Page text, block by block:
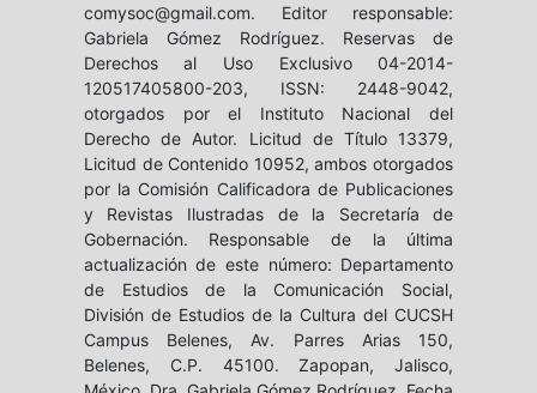
comysoc@gmail.com. Editor responsable:
Gabriela Gómez Rodríguez. Reservas de
Derechos al Uso Exclusivo 04-2014-
120517405800-203, ISSN: 2448-9042,
otorgados por el Instituto Nacional del
Derecho de Autor. Licitud de Título 13379,
Licitud de Contenido 10952, ambos otorgados
por la Comisión Calificadora de Publicaciones
y Revistas Ilustradas de la Secretaría de
Gobernación. Responsable de la última
actualización de este número: Departamento
de Estudios de la Comunicación Social,
División de Estudios de la Cultura del CUCSH
Campus Belenes, Av. Parres Arias 150,
Belenes, C.P. 45100. Zapopan, Jalisco,